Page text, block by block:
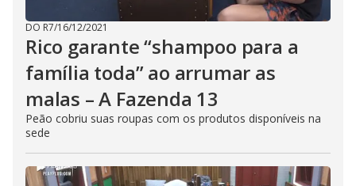
DO R7/16/12/2021
Rico garante “shampoo para a
família toda” ao arrumar as
malas – A Fazenda 13
Peão cobriu suas roupas com os produtos disponíveis na
sede